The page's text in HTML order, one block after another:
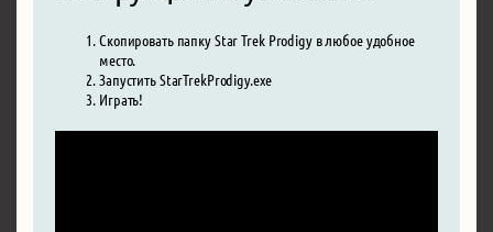
Скопировать папку Star Trek Prodigy в любое удобное
место.
Запустить StarTrekProdigy.exe
Играть!